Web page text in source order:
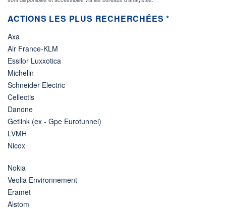
ACTIONS LES PLUS RECHERCHÉES *
Axa
Air France-KLM
Essilor Luxxotica
Michelin
Schneider Electric
Cellectis
Danone
Getlink (ex - Gpe Eurotunnel)
LVMH
Nicox
Nokia
Veolia Environnement
Eramet
Alstom